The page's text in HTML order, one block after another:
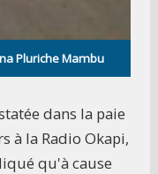
Pluriche Mambu
dans la paie
à la Radio Okapi,
qu'à cause